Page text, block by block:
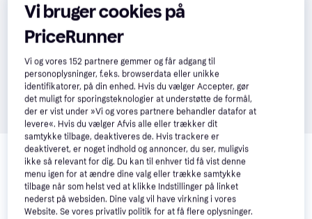
Relaterede produkter
Se vores forslag til andre produkter, der matcher dine
interesser. Vis alle
Vi bruger cookies på
PriceRunner
Vi og vores152 partnere gemmer og får adgang til
personoplysninger, f.eks. browserdata eller unikke
identifikatorer, på din enhed. Hvis du vælger Accepter, gør
det muligt for sporingsteknologier at understøtte de formål,
der er vist under »Vi og vores partnere behandler datafor at
levere«. Hvis du vælger Afvis alle eller trækker dit
samtykke tilbage, deaktiveres de. Hvis trackere er
deaktiveret, er noget indhold og annoncer, du ser, muligvis
ikke så relevant for dig. Du kan til enhver tid få vist denne
menu igen for at ændre dine valg eller trække samtykke
tilbage når som helst ved at klikke Indstillinger på linket
nederst på websiden. Dine valg vil have virkning i vores
Website. Se vores privatliv politik for at få flere oplysninger.